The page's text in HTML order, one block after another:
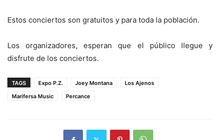
Estos conciertos son gratuitos y para toda la población.
Los organizadores, esperan que el público llegue y
disfrute de los conciertos.
TAGS Expo P.Z. Joey Montana
Los Ajenos
Marifersa Music
Percance